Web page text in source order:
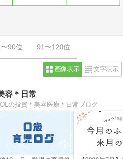
90位 91〜120位
画像表示 文字表示
容＊日常
の投資＊美容医療＊日常ブログ